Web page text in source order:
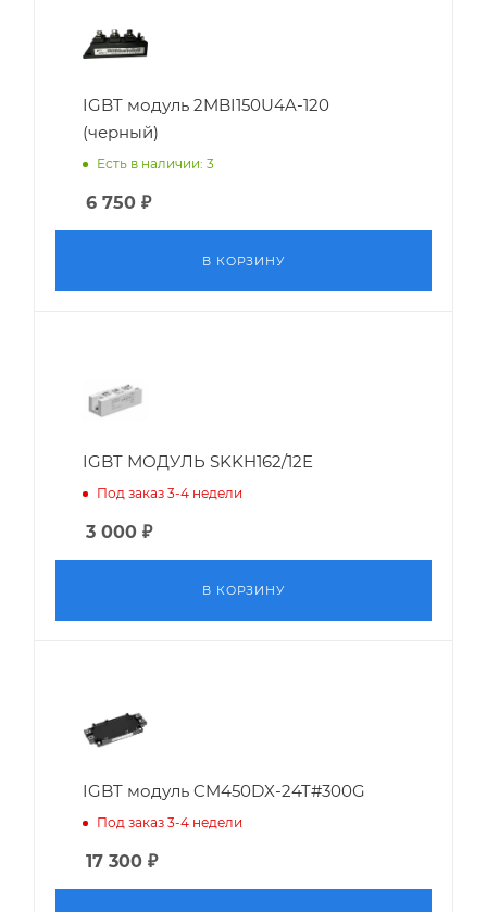
IGBT модуль 2MBI150U4A-120
(черный)
Есть в наличии: 3
6 750 ₽
В КОРЗИНУ
IGBT МОДУЛЬ SKKH162/12E
Под заказ 3-4 недели
3 000 ₽
В КОРЗИНУ
IGBT модуль CM450DX-24T#300G
Под заказ 3-4 недели
17 300 ₽